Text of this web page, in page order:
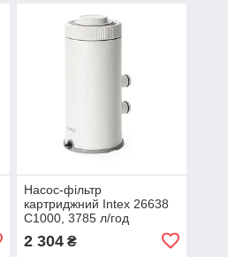
Насос-фільтр
картриджний Intex 26638
C1000, 3785 л/год
2 304₴